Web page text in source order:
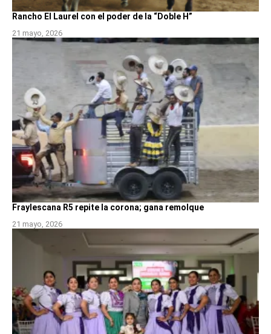
Rancho El Laurel con el poder de la “Doble H”
21 mayo, 2026
Fraylescana R5 repite la corona; gana remolque
21 mayo, 2026